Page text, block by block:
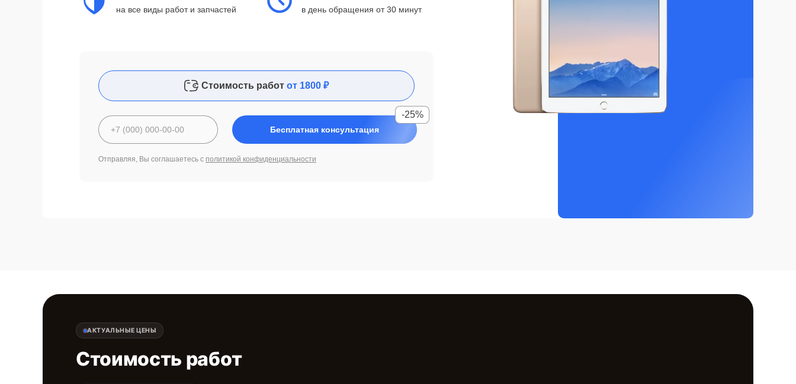
на все виды работ и запчастей в день обращения от 30 минут
Стоимость работ от 1800 ₽
Бесплатная консультация
-25%
Отправляя, Вы соглашаетесь с политикой конфиденциальности
АКТУАЛЬНЫЕ ЦЕНЫ
Стоимость работ